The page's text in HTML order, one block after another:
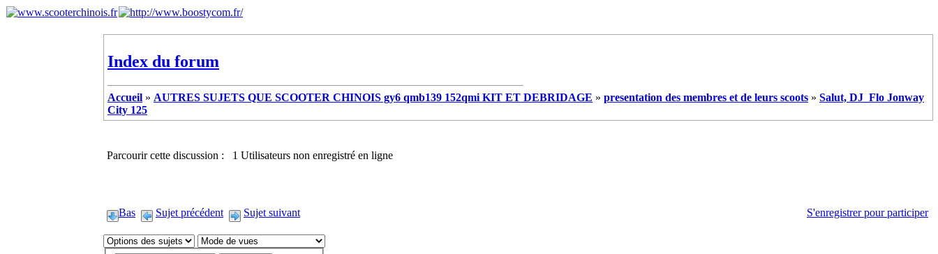
Index du forum
Accueil » AUTRES SUJETS QUE SCOOTER CHINOIS gy6 qmb139 152qmi KIT ET DEBRIDAGE » presentation des membres et de leurs scoots » Salut, DJ_Flo Jonway
City 125
Parcourir cette discussion : 1 Utilisateurs non enregistré en ligne
Bas Sujet précédent Sujet suivant S'enregistrer pour participer